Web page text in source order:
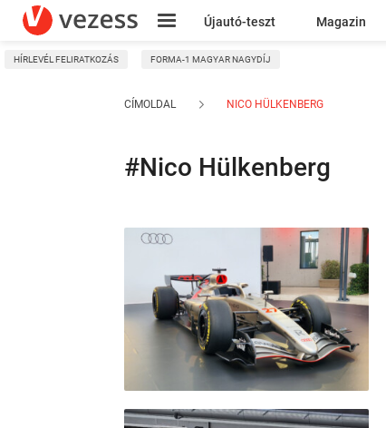
Újautó-teszt Magazin
Kresz
HÍRLEVÉL FELIRATKOZÁS FORMA-1 MAGYAR NAGYDÍJ
CÍMOLDAL NICO HÜLKENBERG
#Nico Hülkenberg